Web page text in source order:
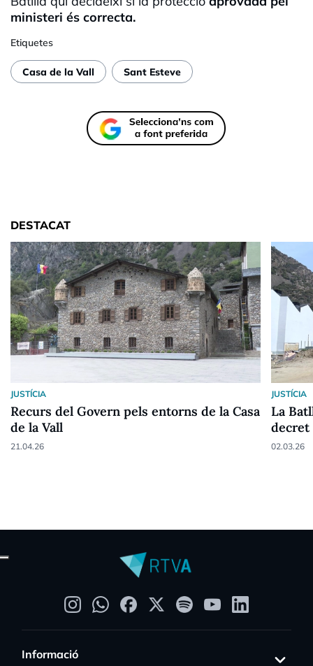
ministeri és correcta.
Etiquetes
Casa de la Vall Sant Esteve
DESTACAT
JUSTÍCIA
Recurs del Govern pels entorns de la Casa
de la Vall
21.04.26
JUSTÍCIA
La
decret
02.03.26
Informació